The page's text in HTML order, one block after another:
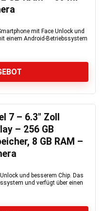
mit Face Unlock und
einem Android-Betriebssystem
7 – 6.3″ Zoll
– 256 GB
8 GB RAM –
und besserem Chip. Das
und verfügt über einen